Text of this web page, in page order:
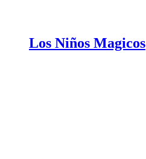
Los Niños Magicos